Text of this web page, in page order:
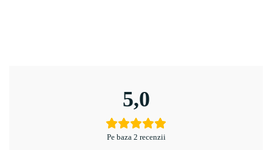
5,0
Pe baza 2 recenzii